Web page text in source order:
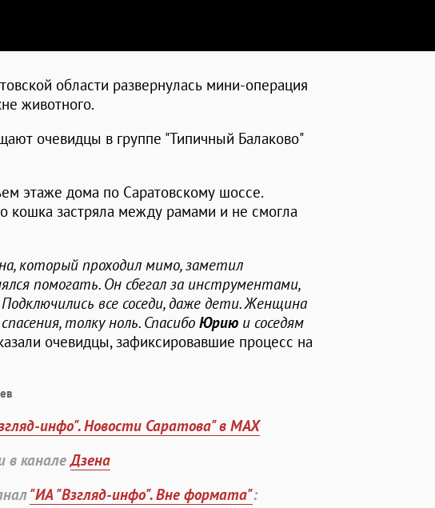
области развернулась мини-операция
животного.
очевидцы в группе "Типичный Балаково"
этаже дома по Саратовскому шоссе.
кошка застряла между рамами и не смогла
который проходил мимо, заметил
помогать. Он сбегал за инструментами,
все соседи, даже дети. Женщина
толку ноль. Спасибо Юрию и соседям
очевидцы, зафиксировавшие процесс на
инфо". Новости Саратова" в MAX
в каналеДзена
"ИА "Взгляд-инфо". Вне формата":